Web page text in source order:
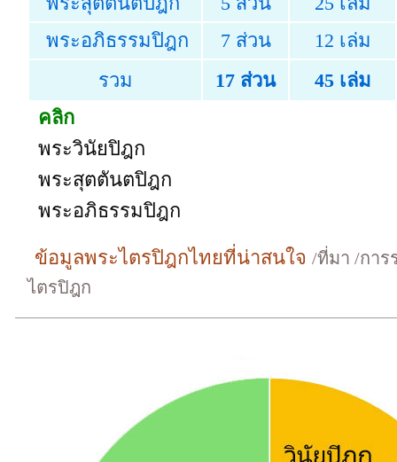
พระอภิธรรมปิฎก
7 ส่วน
12 เล่ม
รวม
17 ส่วน
45 เล่ม
คลิก
พระวินัยปิฎก
พระสุตตันตปิฎก
พระอภิธรรมปิฎก
ข้อมูลพระไตรปิฎกไทยที่น่าสนใจ /ที่มา /การ
ไตรปิฎก